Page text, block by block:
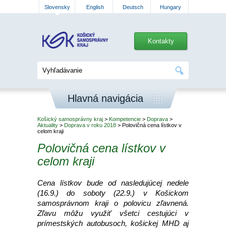
Slovensky English Deutsch Hungary
Kontakty
Hlavná navigácia
Košický samosprávny kraj > Kompetencie > Doprava >
Aktuality > Doprava v roku 2018 > Polovičná cena lístkov v
celom kraji
Polovičná cena lístkov v
celom kraji
Cena lístkov bude od nasledujúcej nedele
(16.9.) do soboty (22.9.) v Košickom
samosprávnom kraji o polovicu zľavnená.
Zľavu môžu využiť všetci cestujúci v
prímestských autobusoch, košickej MHD aj